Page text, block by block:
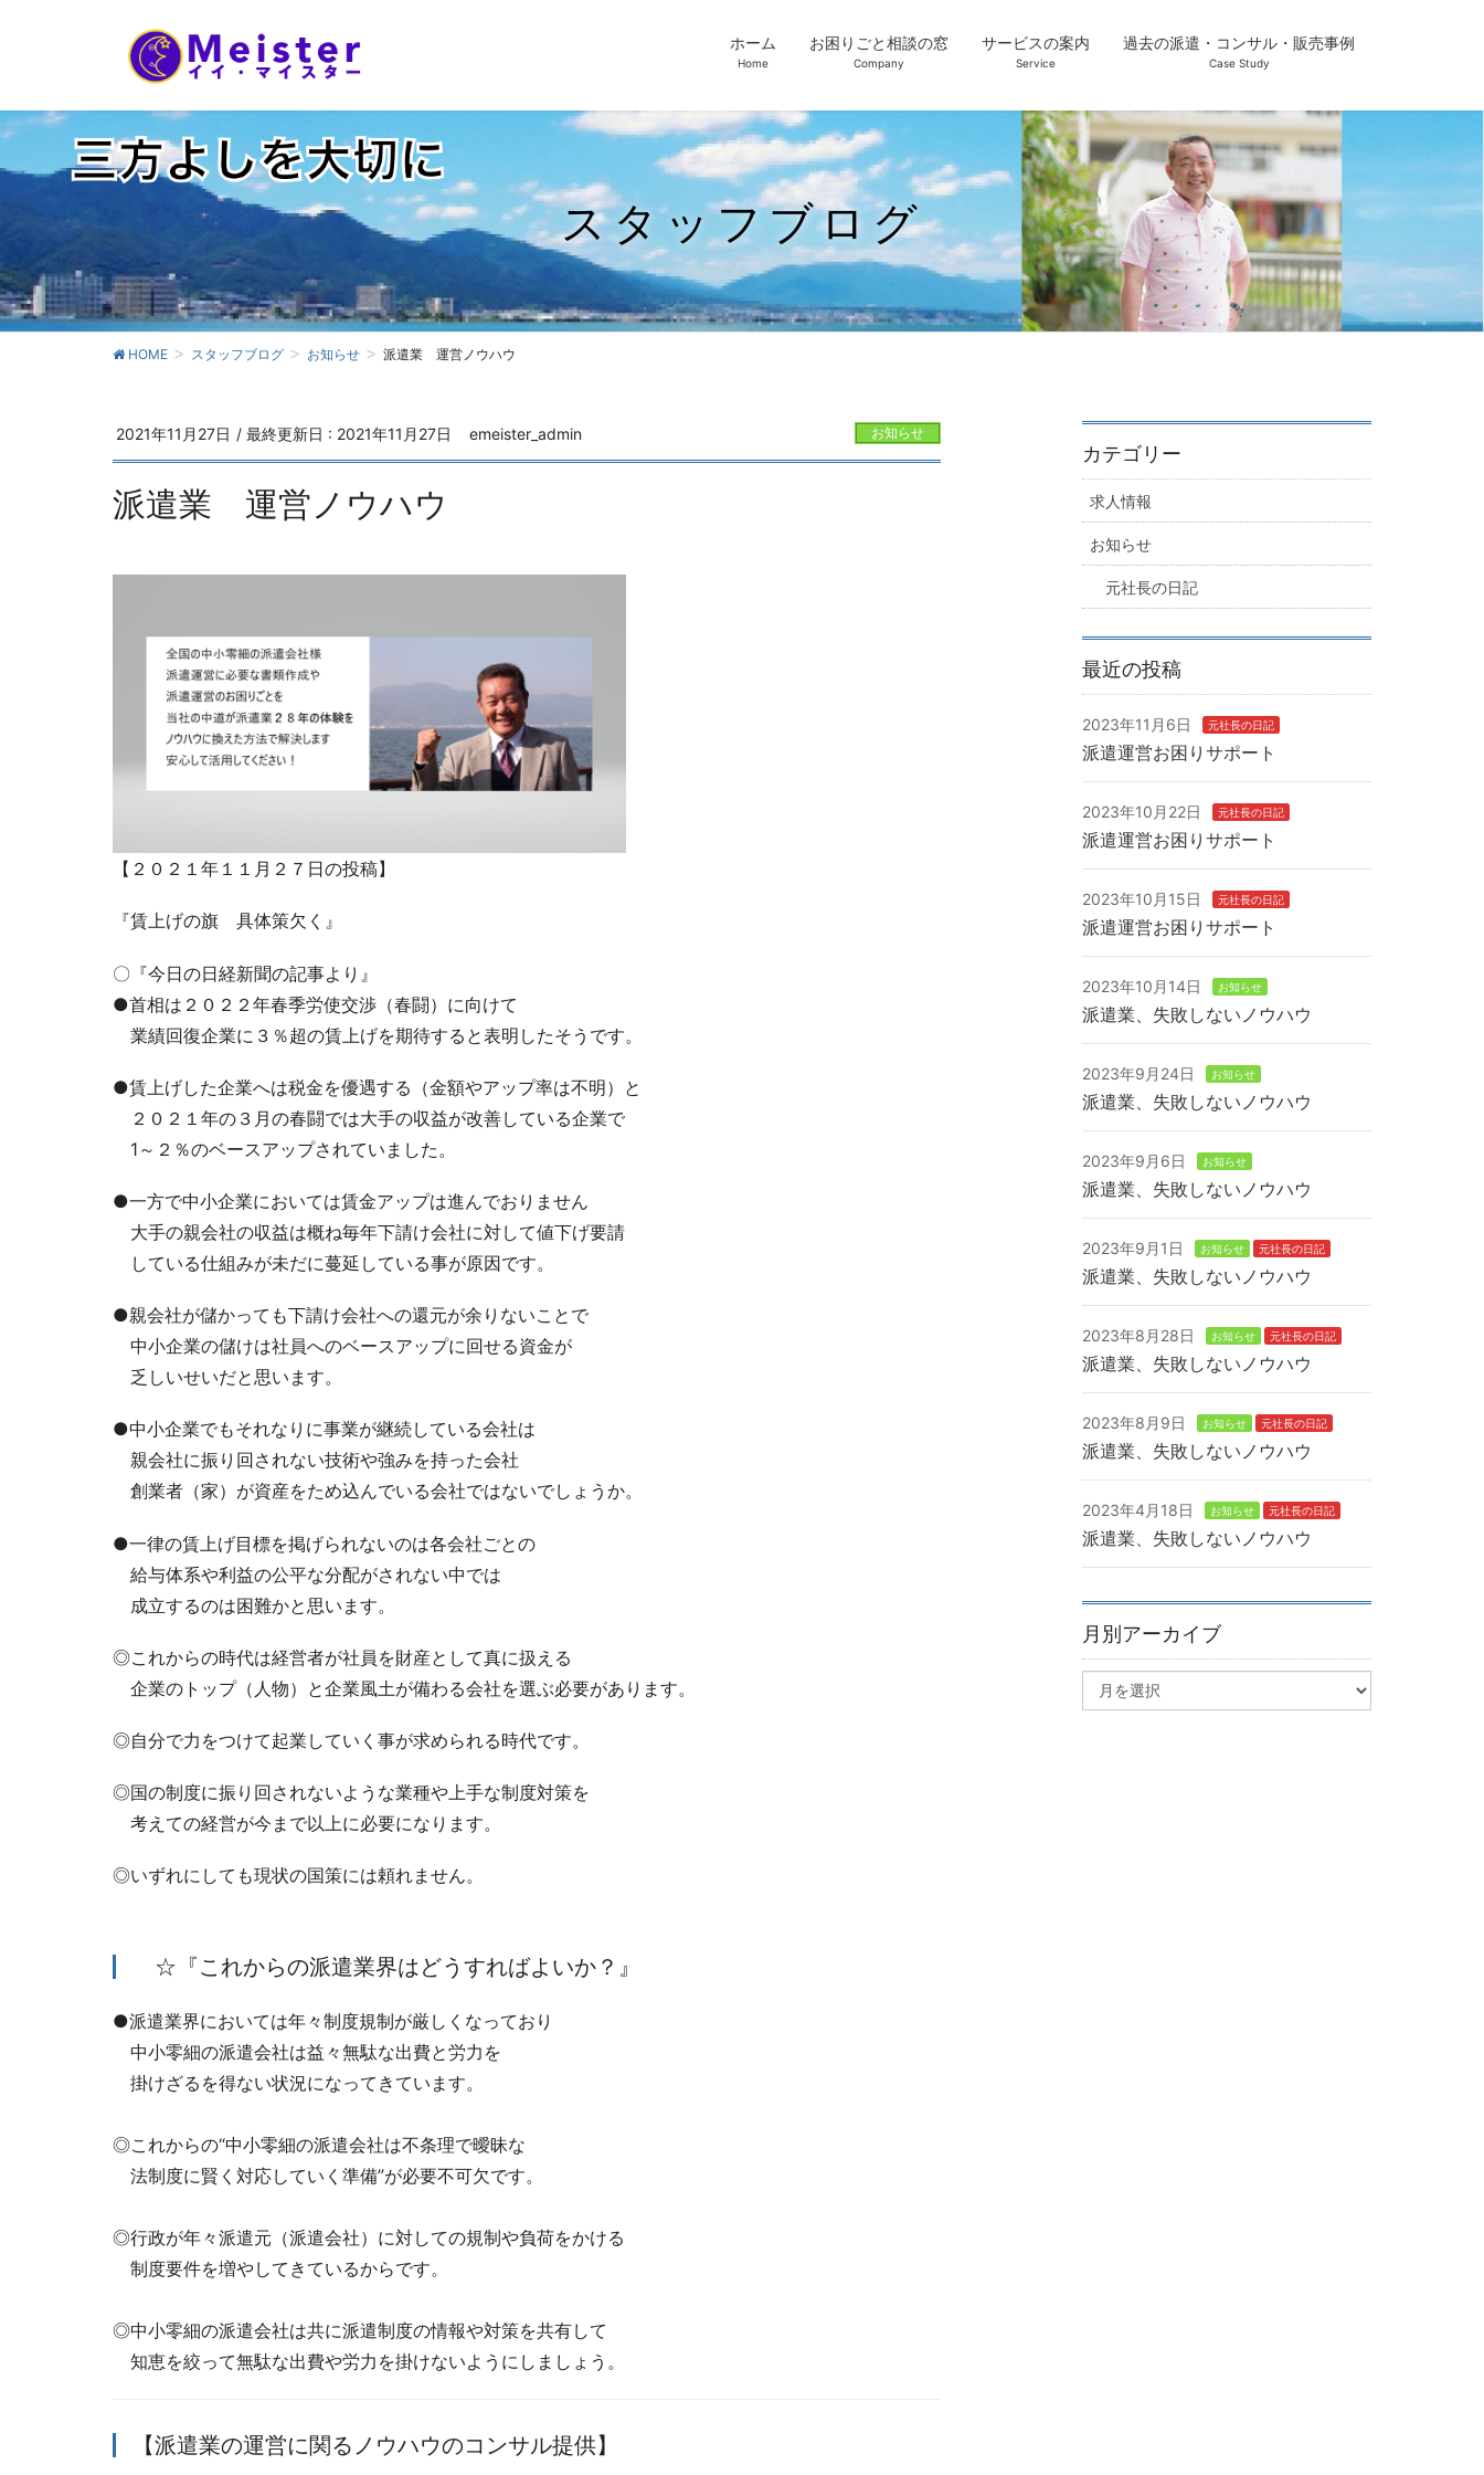
ホーム
Home
お困りごと相談の窓
Company
サービスの案内
Service
過去の派遣・コンサル・販売事例
Case Study
スタッフブログ
HOME スタッフブログ お知らせ 派遣業 運営ノウハウ
2021年11月27日 / 最終更新日 : 2021年11月27日 emeister_admin お知らせ
派遣業 運営ノウハウ
【２０２１年１１月２７日の投稿】
『賃上げの旗 具体策欠く』
〇『今日の日経新聞の記事より』
●首相は２０２２年春季労使交渉（春闘）に向けて
業績回復企業に３％超の賃上げを期待すると表明したそうです。
●賃上げした企業へは税金を優遇する（金額やアップ率は不明）と
２０２１年の３月の春闘では大手の収益が改善している企業で
1～２％のベースアップされていました。
●一方で中小企業においては賃金アップは進んでおりません
大手の親会社の収益は概ね毎年下請け会社に対して値下げ要請
している仕組みが未だに蔓延している事が原因です。
●親会社が儲かっても下請け会社への還元が余りないことで
中小企業の儲けは社員へのベースアップに回せる資金が
乏しいせいだと思います。
●中小企業でもそれなりに事業が継続している会社は
親会社に振り回されない技術や強みを持った会社
創業者（家）が資産をため込んでいる会社ではないでしょうか。
●一律の賃上げ目標を掲げられないのは各会社ごとの
給与体系や利益の公平な分配がされない中では
成立するのは困難かと思います。
◎これからの時代は経営者が社員を財産として真に扱える
企業のトップ（人物）と企業風土が備わる会社を選ぶ必要があります。
◎自分で力をつけて起業していく事が求められる時代です。
◎国の制度に振り回されないような業種や上手な制度対策を
考えての経営が今まで以上に必要になります。
◎いずれにしても現状の国策には頼れません。
☆『これからの派遣業界はどうすればよいか？』
●派遣業界においては年々制度規制が厳しくなっており
中小零細の派遣会社は益々無駄な出費と労力を
掛けざるを得ない状況になってきています。
◎これからの“中小零細の派遣会社は不条理で曖昧な
法制度に賢く対応していく準備”が必要不可欠です。
◎行政が年々派遣元（派遣会社）に対しての規制や負荷をかける
制度要件を増やしてきているからです。
◎中小零細の派遣会社は共に派遣制度の情報や対策を共有して
知恵を絞って無駄な出費や労力を掛けないようにしましょう。
【派遣業の運営に関るノウハウのコンサル提供】
カテゴリー
求人情報
お知らせ
元社長の日記
最近の投稿
2023年11月6日 元社長の日記
派遣運営お困りサポート
2023年10月22日 元社長の日記
派遣運営お困りサポート
2023年10月15日 元社長の日記
派遣運営お困りサポート
2023年10月14日 お知らせ
派遣業、失敗しないノウハウ
2023年9月24日 お知らせ
派遣業、失敗しないノウハウ
2023年9月6日 お知らせ
派遣業、失敗しないノウハウ
2023年9月1日 お知らせ 元社長の日記
派遣業、失敗しないノウハウ
2023年8月28日 お知らせ 元社長の日記
派遣業、失敗しないノウハウ
2023年8月9日 お知らせ 元社長の日記
派遣業、失敗しないノウハウ
2023年4月18日 お知らせ 元社長の日記
派遣業、失敗しないノウハウ
月別アーカイブ